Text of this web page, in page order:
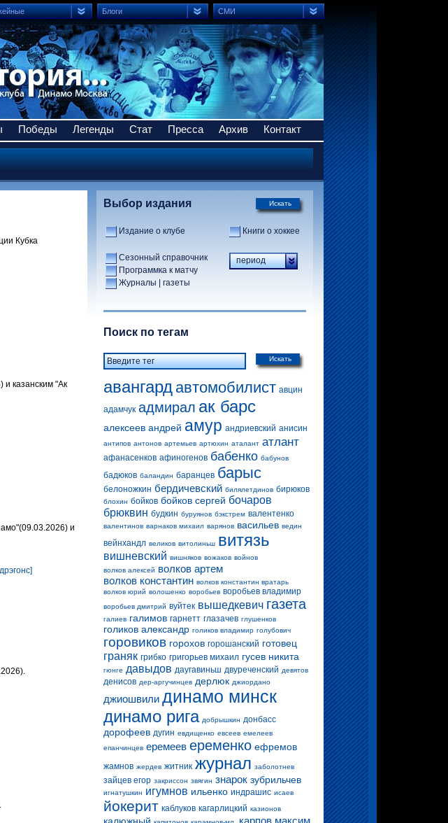
Блоги СМИ
Победы Легенды Стат Пресса Архив Контакт
Кубка
и казанским "Ак
и
Искать
Выбор издания
Издание о клубе Книги о хоккее
Сезонный справочник
Программка к матчу
Журналы | газеты
период
Поиск по тегам
Искать
авангард автомобилист авцин
адамчук адмирал ак барс
алексеев андрей амур андриевский анисин
антипов антонов артемьев артюхин аталант атлант
афанасенков афиногенов бабенко бабунов
бадюков баландин баранцев барыс
белоножкин бердичевский билялетдинов бирюков
блохин бойков бойков сергей бочаров
брюквин будкин буруянов бэкстрем валентенко
валентинов варнаков михаил варянов васильев ведин
вейнхандл великов витолиньш витязь
вишневский вишняков вожаков войнов
волков алексей волков артем
волков константин волков константин вратарь
волков юрий волошенко воробьев воробьев владимир
воробьев дмитрий вуйтек вышедкевич газета
галиев галимов гарнетт глазачев глушенков
голиков александр голиков владимир голубович
горовиков горохов горошанский готовец
граняк грибко григорьев михаил гусев никита
гюнге давыдов даугавиньш двуреченский девятов
денисов дер-аргучинцев дерлюк джиордано
джиошвили динамо минск
динамо рига добрышкин донбасс
дорофеев дугин евдищенко евсеев емелеев
епанчинцев еремеев еременко ефремов
жамнов жердев житник журнал заболотнев
зайцев егор закриссон звягин знарок зубрильчев
игнатушкин игумнов ильенко индрашис исаев
йокерит каблуков кагарлицкий казионов
карпов максим